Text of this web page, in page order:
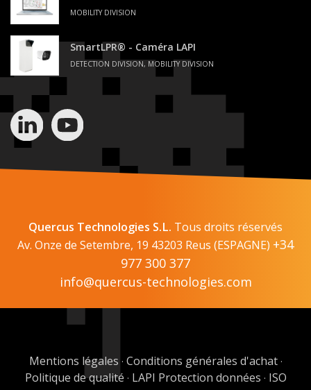
MOBILITY DIVISION
SmartLPR® - Caméra LAPI
DETECTION DIVISION, MOBILITY DIVISION
Quercus Technologies S.L. Tous droits réservés
Av. Onze de Setembre, 19 43203 Reus (ESPAGNE) +34
977 300 377
info@quercus-technologies.com
Mentions légales · Conditions générales d'achat·
Politique de qualité · LAPI Protection données · ISO